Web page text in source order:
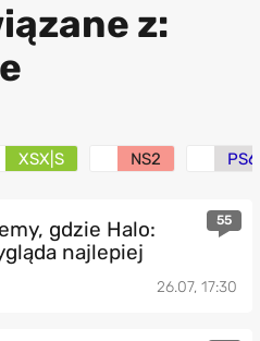
z:
XSX|S NS2 PS6
55
gdzie Halo:
najlepiej
26.07, 17:30